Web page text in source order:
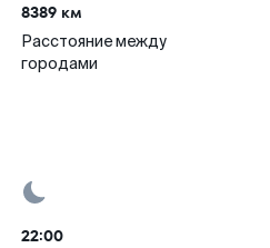
8389 км
Расстояние между
городами
22:00